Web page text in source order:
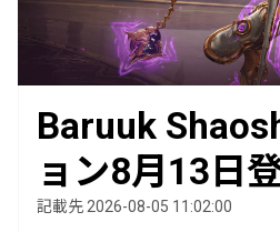
Baruuk
ョン8月13日
記載先 2026-08-05 11:02:00